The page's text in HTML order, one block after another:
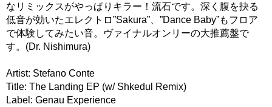
なリミックスがやっぱりキラー！流石です。深く腹を抉る
低音が効いたエレクトロ”Sakura”、”Dance Baby”もフロア
で体験してみたい音。ヴァイナルオンリーの大推薦盤で
す。(Dr. Nishimura)
Artist: Stefano Conte
Title: The Landing EP (w/ Shkedul Remix)
Label: Genau Experience